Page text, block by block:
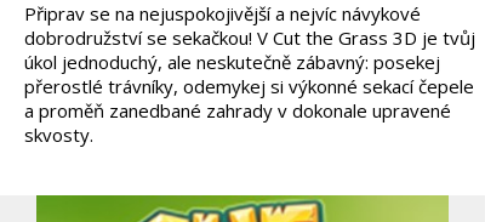
Připrav se na nejuspokojivější a nejvíc návykové
dobrodružství se sekačkou! V Cut the Grass 3D je tvůj
úkol jednoduchý, ale neskutečně zábavný: posekej
přerostlé trávníky, odemykej si výkonné sekací čepele
a proměň zanedbané zahrady v dokonale upravené
skvosty.